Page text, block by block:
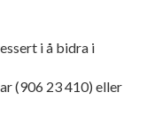
i å bidra i
(906 23 410) eller